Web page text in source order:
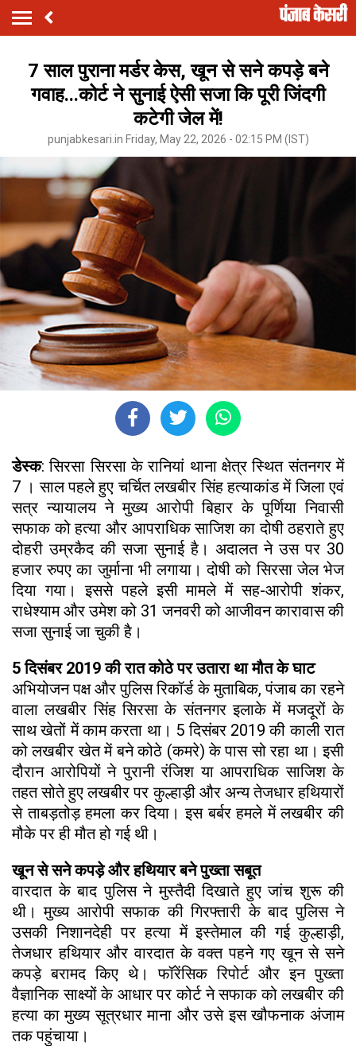
7 साल पुराना मर्डर केस, खून से सने कपड़े बने
गवाह...कोर्ट ने सुनाई ऐसी सजा कि पूरी जिंदगी
कटेगी जेल में!
punjabkesari.in Friday, May 22, 2026 - 02:15 PM (IST)
डेस्क: सिरसा सिरसा के रानियां थाना क्षेत्र स्थित संतनगर में
7 । साल पहले हुए चर्चित लखबीर सिंह हत्याकांड में जिला एवं
सत्र न्यायालय ने मुख्य आरोपी बिहार के पूर्णिया निवासी
सफाक को हत्या और आपराधिक साजिश का दोषी ठहराते हुए
दोहरी उम्रकैद की सजा सुनाई है। अदालत ने उस पर 30
हजार रुपए का जुर्माना भी लगाया। दोषी को सिरसा जेल भेज
दिया गया। इससे पहले इसी मामले में सह-आरोपी शंकर,
राधेश्याम और उमेश को 31 जनवरी को आजीवन कारावास की
सजा सुनाई जा चुकी है।
5 दिसंबर 2019 की रात कोठे पर उतारा था मौत के घाट
अभियोजन पक्ष और पुलिस रिकॉर्ड के मुताबिक, पंजाब का रहने
वाला लखबीर सिंह सिरसा के संतनगर इलाके में मजदूरों के
साथ खेतों में काम करता था। 5 दिसंबर 2019 की काली रात
को लखबीर खेत में बने कोठे (कमरे) के पास सो रहा था। इसी
दौरान आरोपियों ने पुरानी रंजिश या आपराधिक साजिश के
तहत सोते हुए लखबीर पर कुल्हाड़ी और अन्य तेजधार हथियारों
से ताबड़तोड़ हमला कर दिया। इस बर्बर हमले में लखबीर की
मौके पर ही मौत हो गई थी।
खून से सने कपड़े और हथियार बने पुख्ता सबूत
वारदात के बाद पुलिस ने मुस्तैदी दिखाते हुए जांच शुरू की
थी। मुख्य आरोपी सफाक की गिरफ्तारी के बाद पुलिस ने
उसकी निशानदेही पर हत्या में इस्तेमाल की गई कुल्हाड़ी,
तेजधार हथियार और वारदात के वक्त पहने गए खून से सने
कपड़े बरामद किए थे। फॉरेंसिक रिपोर्ट और इन पुख्ता
वैज्ञानिक साक्ष्यों के आधार पर कोर्ट ने सफाक को लखबीर की
हत्या का मुख्य सूत्रधार माना और उसे इस खौफनाक अंजाम
तक पहुंचाया।